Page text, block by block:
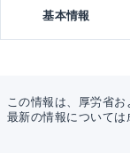
基本情報
この情報は、厚労省
最新の情報については